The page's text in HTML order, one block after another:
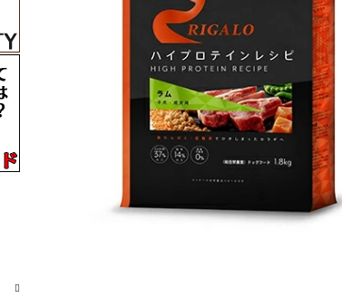
消臭
用品
防虫